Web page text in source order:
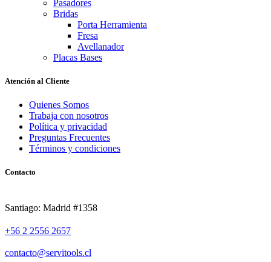
Pasadores
Bridas
Porta Herramienta
Fresa
Avellanador
Placas Bases
Atención al Cliente
Quienes Somos
Trabaja con nosotros
Política y privacidad
Preguntas Frecuentes
Términos y condiciones
Contacto
Santiago: Madrid #1358
+56 2 2556 2657
contacto@servitools.cl